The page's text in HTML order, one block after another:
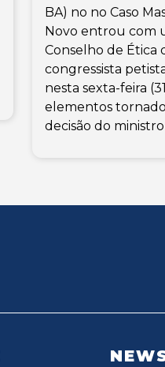
BA) no no Caso
Novo entrou com
Conselho de Ética
congressista
nesta sexta-feira
elementos
decisão do